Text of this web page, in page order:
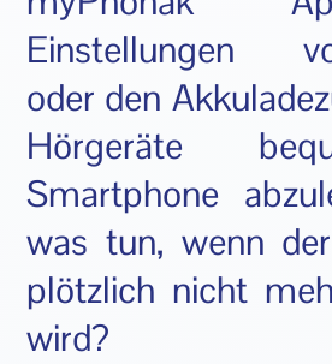
Einstellungen
oder den
Hörgeräte
Smartphone
was tun, wenn
plötzlich nicht
wird?